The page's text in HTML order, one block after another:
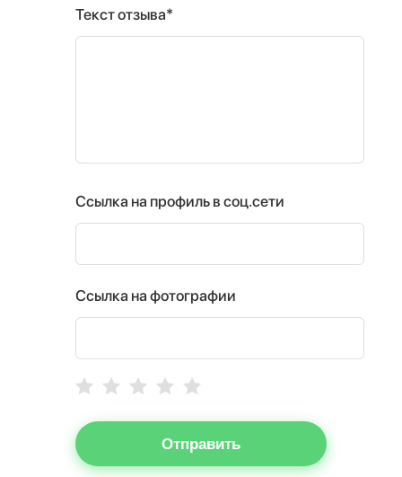
Текст отзыва*
Ссылка на профиль в соц.сети
Ссылка на фотографии
Отправить